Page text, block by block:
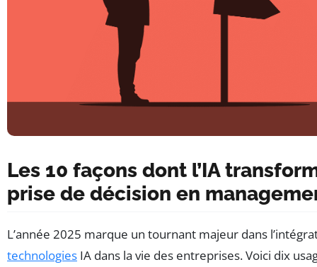
Les 10 façons dont l’IA
prise de décision en
L’année 2025 marque un tournant majeur dans
technologies IA dans la vie des entreprises. Voici dix